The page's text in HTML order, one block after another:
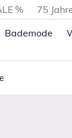
%
75
Bademode